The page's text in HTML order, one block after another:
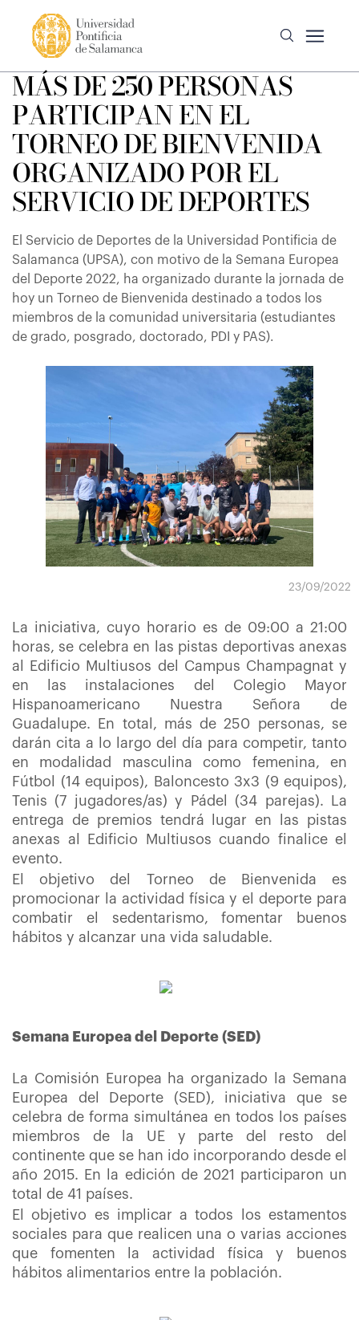
MÁS DE 250 PERSONAS
PARTICIPAN EN EL
TORNEO DE BIENVENIDA
ORGANIZADO POR EL
SERVICIO DE DEPORTES
El Servicio de Deportes de la Universidad Pontificia de
Salamanca (UPSA), con motivo de la Semana Europea
del Deporte 2022, ha organizado durante la jornada de
hoy un Torneo de Bienvenida destinado a todos los
miembros de la comunidad universitaria (estudiantes
de grado, posgrado, doctorado, PDI y PAS).
23/09/2022
La iniciativa, cuyo horario es de 09:00 a 21:00
horas, se celebra en las pistas deportivas anexas
al Edificio Multiusos del Campus Champagnat y
en las instalaciones del Colegio Mayor
Hispanoamericano Nuestra Señora de
Guadalupe. En total, más de 250 personas, se
darán cita a lo largo del día para competir, tanto
en modalidad masculina como femenina, en
Fútbol (14 equipos), Baloncesto 3x3 (9 equipos),
Tenis (7 jugadores/as) y Pádel (34 parejas). La
entrega de premios tendrá lugar en las pistas
anexas al Edificio Multiusos cuando finalice el
evento.
El objetivo del Torneo de Bienvenida es
promocionar la actividad física y el deporte para
combatir el sedentarismo, fomentar buenos
hábitos y alcanzar una vida saludable.
Semana Europea del Deporte (SED)
La Comisión Europea ha organizado la Semana
Europea del Deporte (SED), iniciativa que se
celebra de forma simultánea en todos los países
miembros de la UE y parte del resto del
continente que se han ido incorporando desde el
año 2015. En la edición de 2021 participaron un
total de 41 países.
El objetivo es implicar a todos los estamentos
sociales para que realicen una o varias acciones
que fomenten la actividad física y buenos
hábitos alimentarios entre la población.